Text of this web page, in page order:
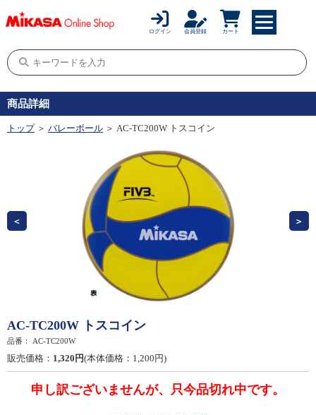
ログイン 会員登録 カート
商品詳細
トップ ＞ バレーボール ＞ AC-TC200W トスコイン
AC-TC200W トスコイン
品番： AC-TC200W
販売価格： 1,320円(本体価格：1,200円)
申し訳ございませんが、只今品切れ中です。